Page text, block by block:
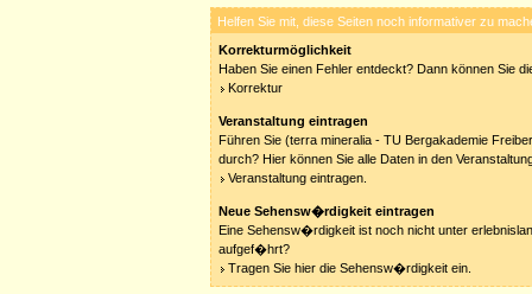
Helfen Sie mit, diese Seiten noch informativer zu
Korrekturmöglichkeit
Haben Sie einen Fehler entdeckt? Dann können Sie
Korrektur
Veranstaltung eintragen
Führen Sie (terra mineralia - TU Bergakademie
durch? Hier können Sie alle Daten in den
Veranstaltung eintragen.
Neue Sehensw�rdigkeit eintragen
Eine Sehensw�rdigkeit ist noch nicht unter
aufgef�hrt?
Tragen Sie hier die Sehensw�rdigkeit ein.